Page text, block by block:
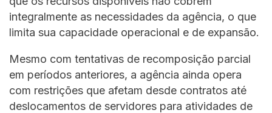
integralmente as necessidades da agência, o que
limita sua capacidade operacional e de expansão.
Mesmo com tentativas de recomposição parcial
em períodos anteriores, a agência ainda opera
com restrições que afetam desde contratos até
deslocamentos de servidores para atividades de